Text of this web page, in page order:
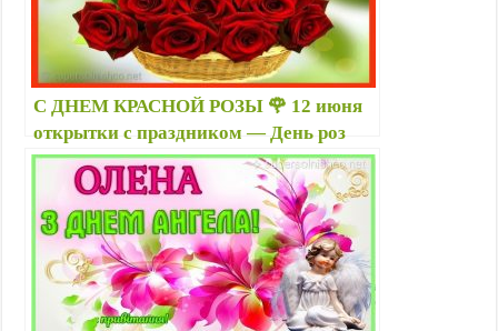
С ДНЕМ КРАСНОЙ РОЗЫ 🌹 12 июня
открытки с праздником — День роз
поздравления — Открытки с розами
красивые с надписями